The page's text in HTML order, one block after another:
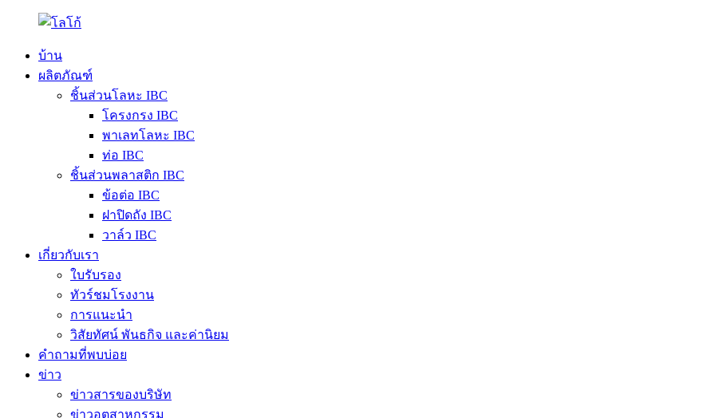
บ้าน
ผลิตภัณฑ์
ชิ้นส่วนโลหะ IBC
โครงกรง IBC
พาเลทโลหะ IBC
ท่อ IBC
ชิ้นส่วนพลาสติก IBC
ข้อต่อ IBC
ฝาปิดถัง IBC
วาล์ว IBC
เกี่ยวกับเรา
ใบรับรอง
ทัวร์ชมโรงงาน
การแนะนำ
วิสัยทัศน์ พันธกิจ และค่านิยม
คำถามที่พบบ่อย
ข่าว
ข่าวสารของบริษัท
ข่าวอุตสาหกรรม